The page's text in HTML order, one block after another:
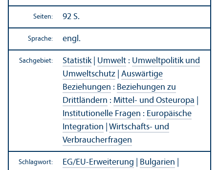
Seiten: 92 S.
Sprache: engl.
Sachgebiet: Statistik| Umwelt : Umweltpolitik und
Umweltschutz
Auswärtige
Beziehungen : Beziehungen zu
Drittländern : Mittel- und Osteuropa
Institutionelle Fragen : Europäische
Integration
Wirtschafts- und
Verbraucherfragen
Schlagwort: EG/EU-Erweiterung Bulgarien